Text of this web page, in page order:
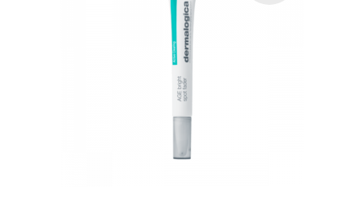
LEES MEER